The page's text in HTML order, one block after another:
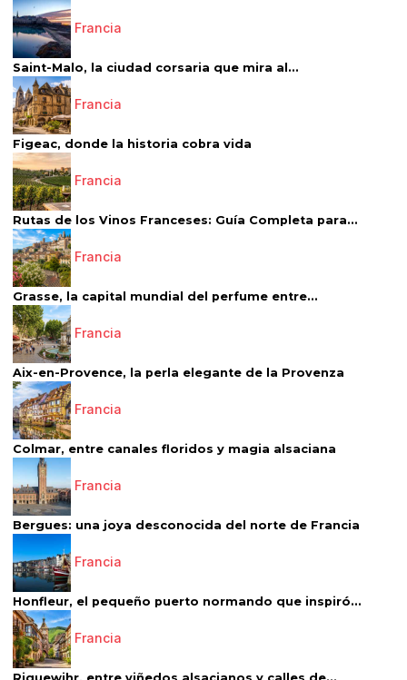
Francia
Saint-Malo, la ciudad corsaria que mira al...
Francia
Figeac, donde la historia cobra vida
Francia
Rutas de los Vinos Franceses: Guía Completa para...
Francia
Grasse, la capital mundial del perfume entre...
Francia
Aix-en-Provence, la perla elegante de la Provenza
Francia
Colmar, entre canales floridos y magia alsaciana
Francia
Bergues: una joya desconocida del norte de Francia
Francia
Honfleur, el pequeño puerto normando que inspiró...
Francia